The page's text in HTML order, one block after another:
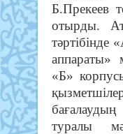
Б.Прекеев
отырды.
тәртібінде
аппараты»
«Б»
туралы